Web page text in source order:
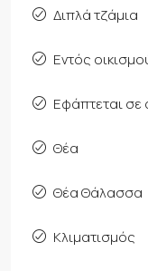
Διπλά τζάμια
Εντός
Εφάπτεται
Θέα
Θέα Θάλασσα
Κλιματισμός